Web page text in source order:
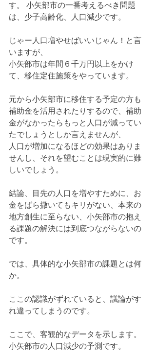
す。 小矢部市の一番考えるべき問題
は、少子高齢化、人口減少です。
じゃー人口増やせばいいじゃん！と言
いますが、
小矢部市は年間６千万円以上をかけ
て、移住定住施策をやっています。
元から小矢部市に移住する予定の方も
補助金を活用されたりするので、補助
金がなかったらもっと人口が減ってい
たでしょうとしか言えませんが、
人口が増加になるほどの効果はありま
せんし、それを望むことは現実的に難
しいでしょう。
結論、目先の人口を増やすために、お
金をばら撒いてもキリがない、本来の
地方創生に至らない、小矢部市の抱え
る課題の解決には到底つながらないの
です。
では、具体的な小矢部市の課題とは何
か。
ここの認識がずれていると、議論がす
れ違ってしまうのです。
ここで、客観的なデータを示します。
小矢部市の人口減少の予測です。